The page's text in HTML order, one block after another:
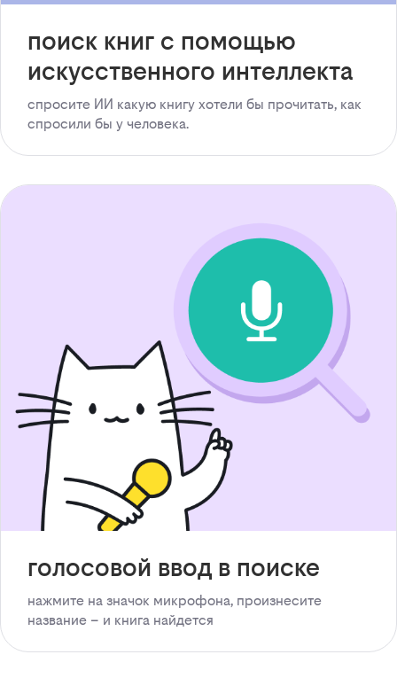
поиск книг с помощью
искусственного интеллекта
спросите ИИ какую книгу хотели бы прочитать, как
спросили бы у человека.
голосовой ввод в поиске
нажмите на значок микрофона, произнесите
название – и книга найдется